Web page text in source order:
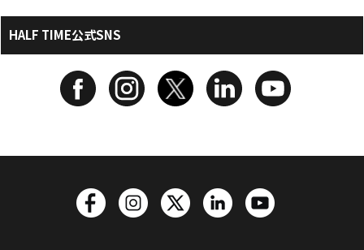
HALF TIME公式SNS